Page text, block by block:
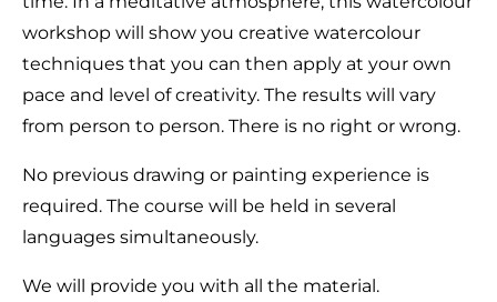
workshop will show you creative watercolour
techniques that you can then apply at your own
pace and level of creativity. The results will vary
from person to person. There is no right or wrong.
No previous drawing or painting experience is
required. The course will be held in several
languages simultaneously.
We will provide you with all the material.